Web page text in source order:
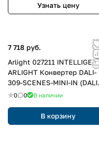
Узнать цену
7 718 руб.
Arlight 027211
ARLIGHT Конвертер DALI-
309-SCENES-MINI-IN (DALI
bus) (IARL, Пластик)
0 0 В наличии
В корзину